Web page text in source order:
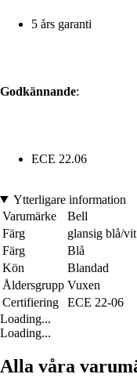
5 års garanti
Godkännande:
ECE 22.06
Ytterligare information
Varumärke
Bell
Färg
glansig blå/vit
Färg
Blå
Kön
Blandad
Åldersgrupp Vuxen
Certifiering
ECE 22-06
Loading...
Loading...
Alla våra